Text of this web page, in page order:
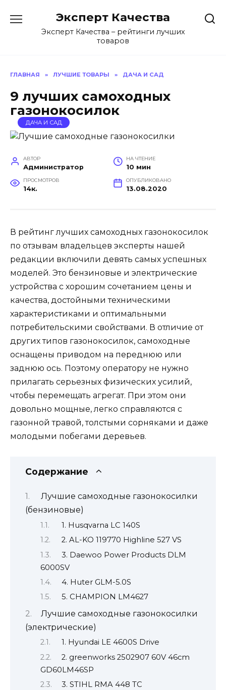
содержанию
Эксперт Качества
Эксперт Качества – рейтинги лучших
товаров
ГЛАВНАЯ » ЛУЧШИЕ ТОВАРЫ » ДАЧА И САД
9 лучших самоходных
газонокосилок
ДАЧА И САД
АВТОР
Администратор
НА ЧТЕНИЕ
10 мин
ПРОСМОТРОВ
14к.
ОПУБЛИКОВАНО
13.08.2020
В рейтинг лучших самоходных газонокосилок
по отзывам владельцев эксперты нашей
редакции включили девять самых успешных
моделей. Это бензиновые и электрические
устройства с хорошим сочетанием цены и
качества, достойными техническими
характеристиками и оптимальными
потребительскими свойствами. В отличие от
других типов газонокосилок, самоходные
оснащены приводом на переднюю или
заднюю ось. Поэтому оператору не нужно
прилагать серьезных физических усилий,
чтобы перемещать агрегат. При этом они
довольно мощные, легко справляются с
газонной травой, толстыми сорняками и даже
молодыми побегами деревьев.
Содержание
Лучшие самоходные газонокосилки
(бензиновые)
1. Husqvarna LC 140S
2. AL-KO 119770 Highline 527 VS
3. Daewoo Power Products DLM
6000SV
4. Huter GLM-5.0S
5. CHAMPION LM4627
Лучшие самоходные газонокосилки
(электрические)
1. Hyundai LE 4600S Drive
2. greenworks 2502907 60V 46cm
GD60LM46SP
3. STIHL RMA 448 TC